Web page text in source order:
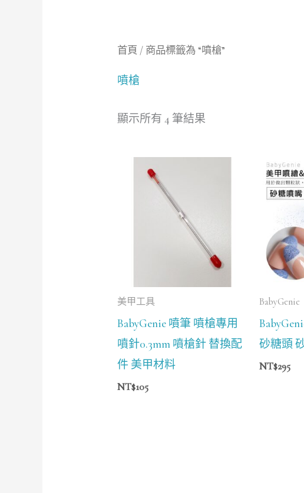
首頁 / 商品標籤為 “噴槍”
噴槍
顯示所有 4 筆結果
美甲工具
BabyGenie 噴筆 噴槍專用
噴針0.3mm 噴槍針 替換配
件 美甲材料
NT$105
BabyGenie
砂糖頭
NT$295